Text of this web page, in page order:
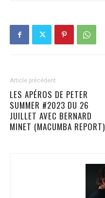
Article précédent
LES APÉROS DE PETER
SUMMER #2023 DU 26
JUILLET AVEC BERNARD
MINET (MACUMBA REPORT)